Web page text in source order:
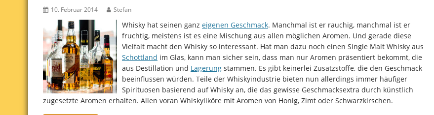
10. Februar 2014 Stefan
Whisky hat seinen ganz eigenen Geschmack. Manchmal ist er rauchig, manchmal ist er
fruchtig, meistens ist es eine Mischung aus allen möglichen Aromen. Und gerade diese
Vielfalt macht den Whisky so interessant. Hat man dazu noch einen Single Malt Whisky aus
Schottland im Glas, kann man sicher sein, dass man nur Aromen präsentiert bekommt, die
aus Destillation und Lagerung stammen. Es gibt keinerlei Zusatzstoffe, die den Geschmack
beeinflussen würden. Teile der Whiskyindustrie bieten nun allerdings immer häufiger
Spirituosen basierend auf Whisky an, die das gewisse Geschmacksextra durch künstlich
zugesetzte Aromen erhalten. Allen voran Whiskyliköre mit Aromen von Honig, Zimt oder Schwarzkirschen.